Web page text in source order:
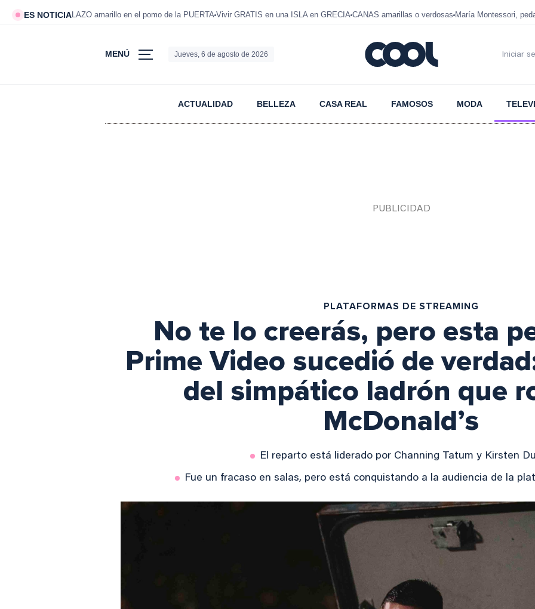
ES NOTICIALAZO amarillo en el pomo de la PUERTA Vivir GRATIS en una ISLA en GRECIA CANAS amarillas o verdosas María Montessori,
MENÚ Jueves, 6 de agosto de 2026 Iniciar
ACTUALIDAD BELLEZA CASA REAL FAMOSOS MODA
PLATAFORMAS DE STREAMING
No te lo creerás, pero esta
Prime Video sucedió de
del simpático ladrón que
McDonald’s
El reparto está liderado por Channing Tatum y Kirsten
Fue un fracaso en salas, pero está conquistando a la audiencia de la